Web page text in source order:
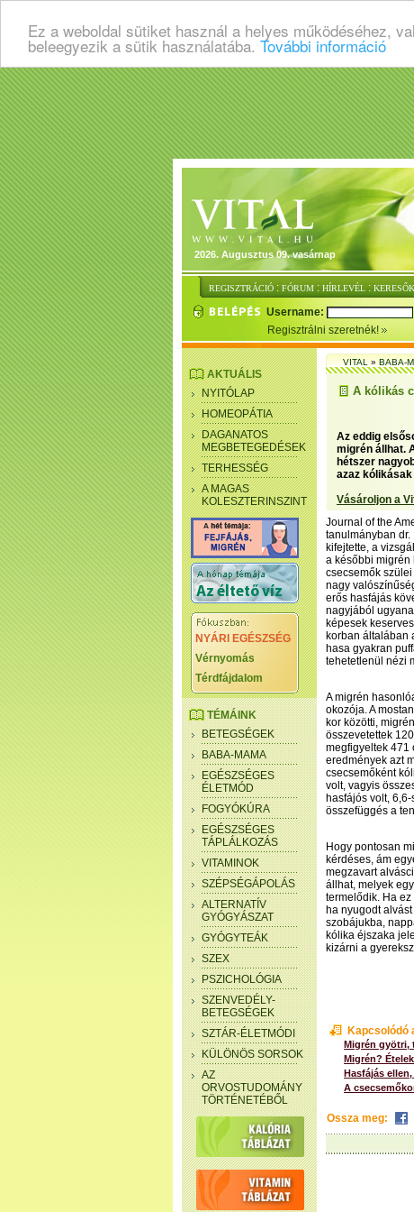
Ez a weboldal sütiket használ a helyes működéséhez,
beleegyezik a sütik használatába. További információ
2026. Augusztus 09. vasárnap
REGISZTRÁCIÓ : FÓRUM : HÍRLEVÉL : KERESŐK
Username:
Regisztrálni szeretnék!
AKTUÁLIS
NYITÓLAP
HOMEOPÁTIA
DAGANATOS
MEGBETEGEDÉSEK
TERHESSÉG
A MAGAS
KOLESZTERINSZINT
NYÁRI EGÉSZSÉG
Vérnyomás
Térdfájdalom
TÉMÁINK
BETEGSÉGEK
BABA-MAMA
EGÉSZSÉGES
ÉLETMÓD
FOGYÓKÚRA
EGÉSZSÉGES
TÁPLÁLKOZÁS
VITAMINOK
SZÉPSÉGÁPOLÁS
ALTERNATÍV
GYÓGYÁSZAT
GYÓGYTEÁK
SZEX
PSZICHOLÓGIA
SZENVEDÉLY-
BETEGSÉGEK
SZTÁR-ÉLETMÓDI
KÜLÖNÖS SORSOK
AZ
ORVOSTUDOMÁNY
TÖRTÉNETÉBŐL
VITAL»BABA-
A kólikás
Az eddig
migrén állhat.
hétszer
azaz
Vásároljon a
Journal of the
tanulmányban
kifejtette, a
a későbbi migrén
csecsemők
nagy
erős hasfájás
nagyjából
képesek
korban általában
hasa gyakran
tehetetlenül nézi
A migrén
okozója. A
kor közötti,
összevetettek
megfigyeltek 471
eredmények azt
csecsemőként
volt, vagyis
hasfájós volt,
összefüggés a
Hogy pontosan
kérdéses, ám
megzavart
állhat, melyek
termelődik. Ha
ha nyugodt
szobájukba,
kólika éjszaka
kizárni a
Kapcsolódó
Migrén gyötri,
Migrén?
Hasfájás
A
Ossza meg: